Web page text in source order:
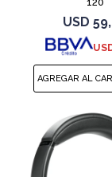
USD